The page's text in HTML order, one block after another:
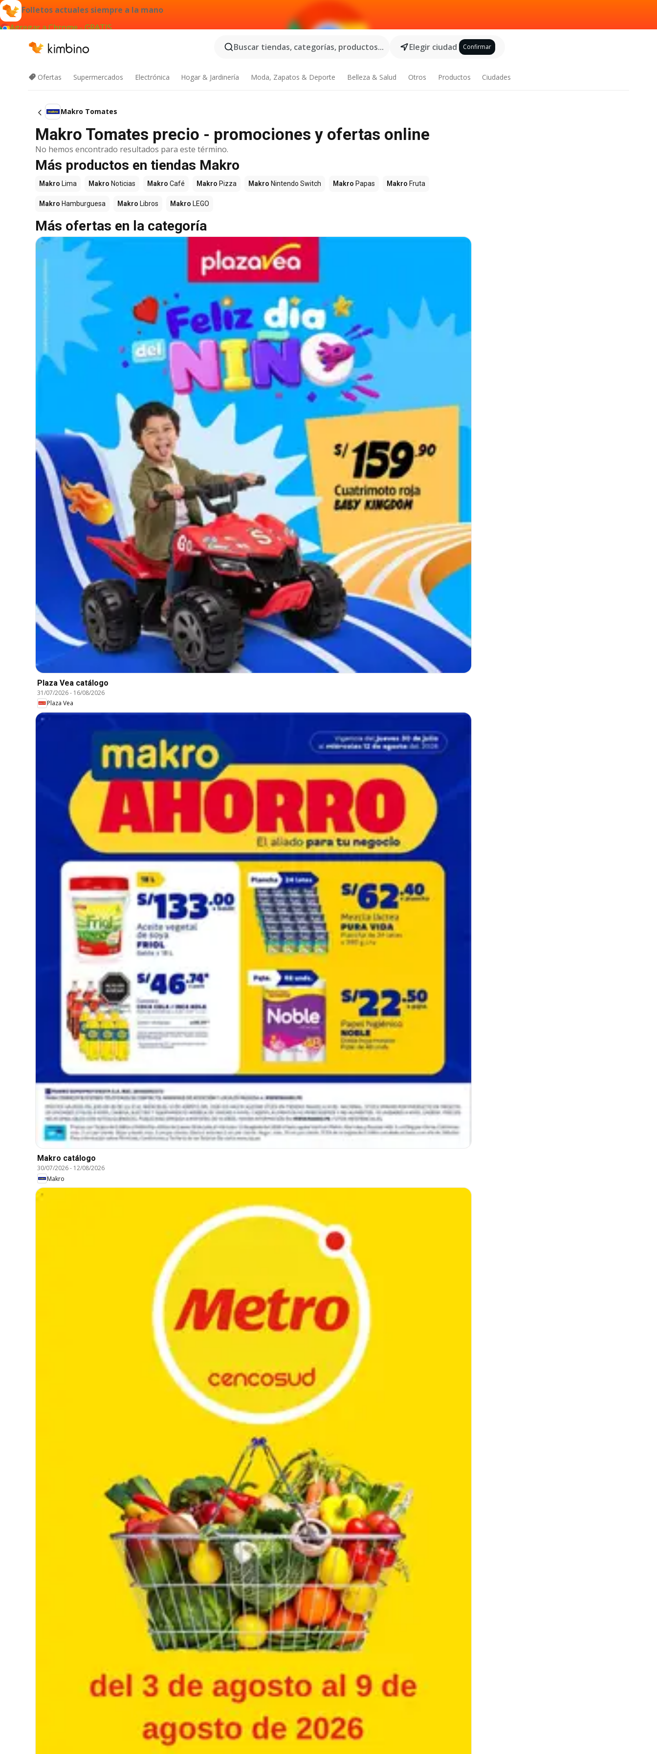
Folletos actuales siempre a la mano
Agregar a Chrome - GRATIS
Buscar tiendas, categorías, productos...
Elegir ciudad Confirmar
Ofertas Supermercados Electrónica Hogar & Jardinería Moda, Zapatos & Deporte Belleza & Salud Otros Productos Ciudades
Makro Tomates
Makro Tomates precio - promociones y ofertas online
No hemos encontrado resultados para este término.
Más productos en tiendas Makro
Makro Lima Makro Noticias Makro Café Makro Pizza Makro Nintendo Switch Makro Papas Makro Fruta
Makro Hamburguesa Makro Libros Makro LEGO
Más ofertas en la categoría
Plaza Vea catálogo
31/07/2026- 16/08/2026
Plaza Vea
Makro catálogo
30/07/2026- 12/08/2026
Makro